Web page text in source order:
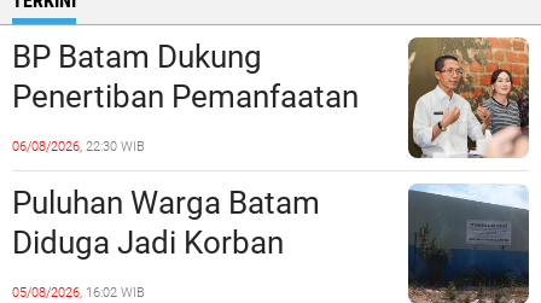
BP Batam Dukung
Penertiban Pemanfaatan
Ruang Laut Sesuai
Ketentuan Peraturan
Perundang-undangan
06/08/2026, 22:30 WIB
Puluhan Warga Batam
Diduga Jadi Korban
Penipuan Kavling Hingga
05/08/2026, 16:02 WIB